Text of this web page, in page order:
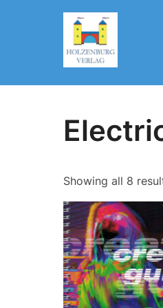
Showing all 8